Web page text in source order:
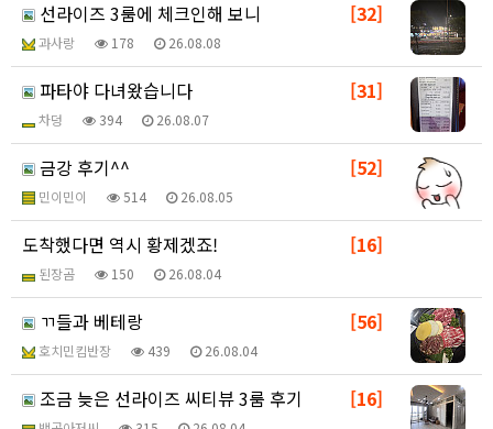
[32]
선라이즈 3룸에 체크인해 보니
과사랑 178 26.08.08
[31]
파타야 다녀왔습니다
차덩 394 26.08.07
[52]
금강 후기^^
민이민이 514 26.08.05
[16]
도착했다면 역시 황제겠죠!
된장곰 150 26.08.04
[56]
ㄲ들과 베테랑
호치민킴반장 439 26.08.04
[16]
조금 늦은 선라이즈 씨티뷰 3룸 후기